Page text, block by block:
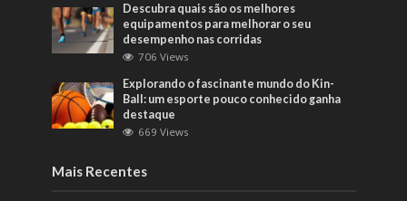
Descubra quais são os melhores
equipamentos para melhorar o seu
desempenho nas corridas
706 Views
Explorando o fascinante mundo do Kin-
Ball: um esporte pouco conhecido ganha
destaque
669 Views
Mais Recentes